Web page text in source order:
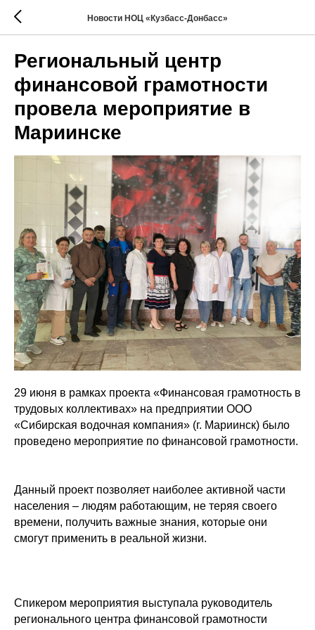
Новости НОЦ «Кузбасс-Донбасс»
Региональный центр
финансовой грамотности
провела мероприятие в
Мариинске
29 июня в рамках проекта «Финансовая грамотность в
трудовых коллективах» на предприятии ООО
«Сибирская водочная компания» (г. Мариинск) было
проведено мероприятие по финансовой грамотности.
Данный проект позволяет наиболее активной части
населения – людям работающим, не теряя своего
времени, получить важные знания, которые они
смогут применить в реальной жизни.
Спикером мероприятия выступала руководитель
регионального центра финансовой грамотности